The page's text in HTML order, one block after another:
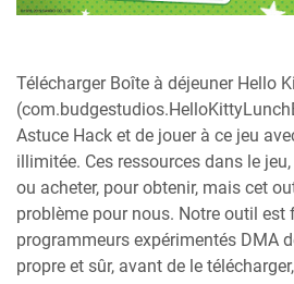
Télécharger Boîte à déjeuner Hello
Astuce Hack et de jouer à ce jeu
illimitée. Ces ressources dans le
ou acheter, pour obtenir, mais cet
problème pour nous. Notre outil est
programmeurs expérimentés DMA
propre et sûr, avant de le